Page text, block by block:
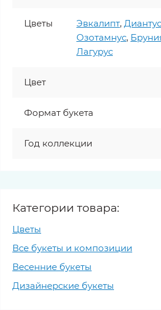
Цветы Эвкалипт,
Озотамнус,
Лагурус
Цвет
Формат букета
Год коллекции
Категории товара:
Цветы
Все букеты и композиции
Весенние букеты
Дизайнерские букеты